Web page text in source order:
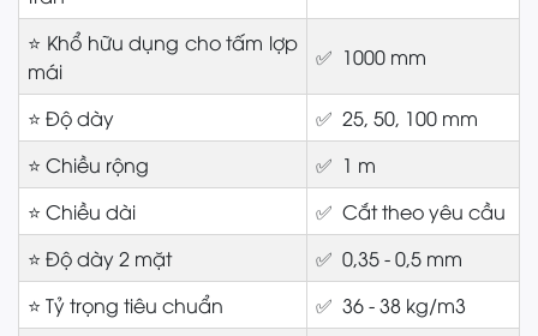
⭐ Khổ hữu dụng cho tấm lợp
mái
✅ 1000 mm
⭐ Độ dày
✅ 25, 50, 100 mm
⭐ Chiều rộng
✅ 1 m
⭐ Chiều dài
✅ Cắt theo yêu cầu
⭐ Độ dày 2 mặt
✅ 0,35 - 0,5 mm
⭐ Tỷ trọng tiêu chuẩn
✅ 36 - 38 kg/m3